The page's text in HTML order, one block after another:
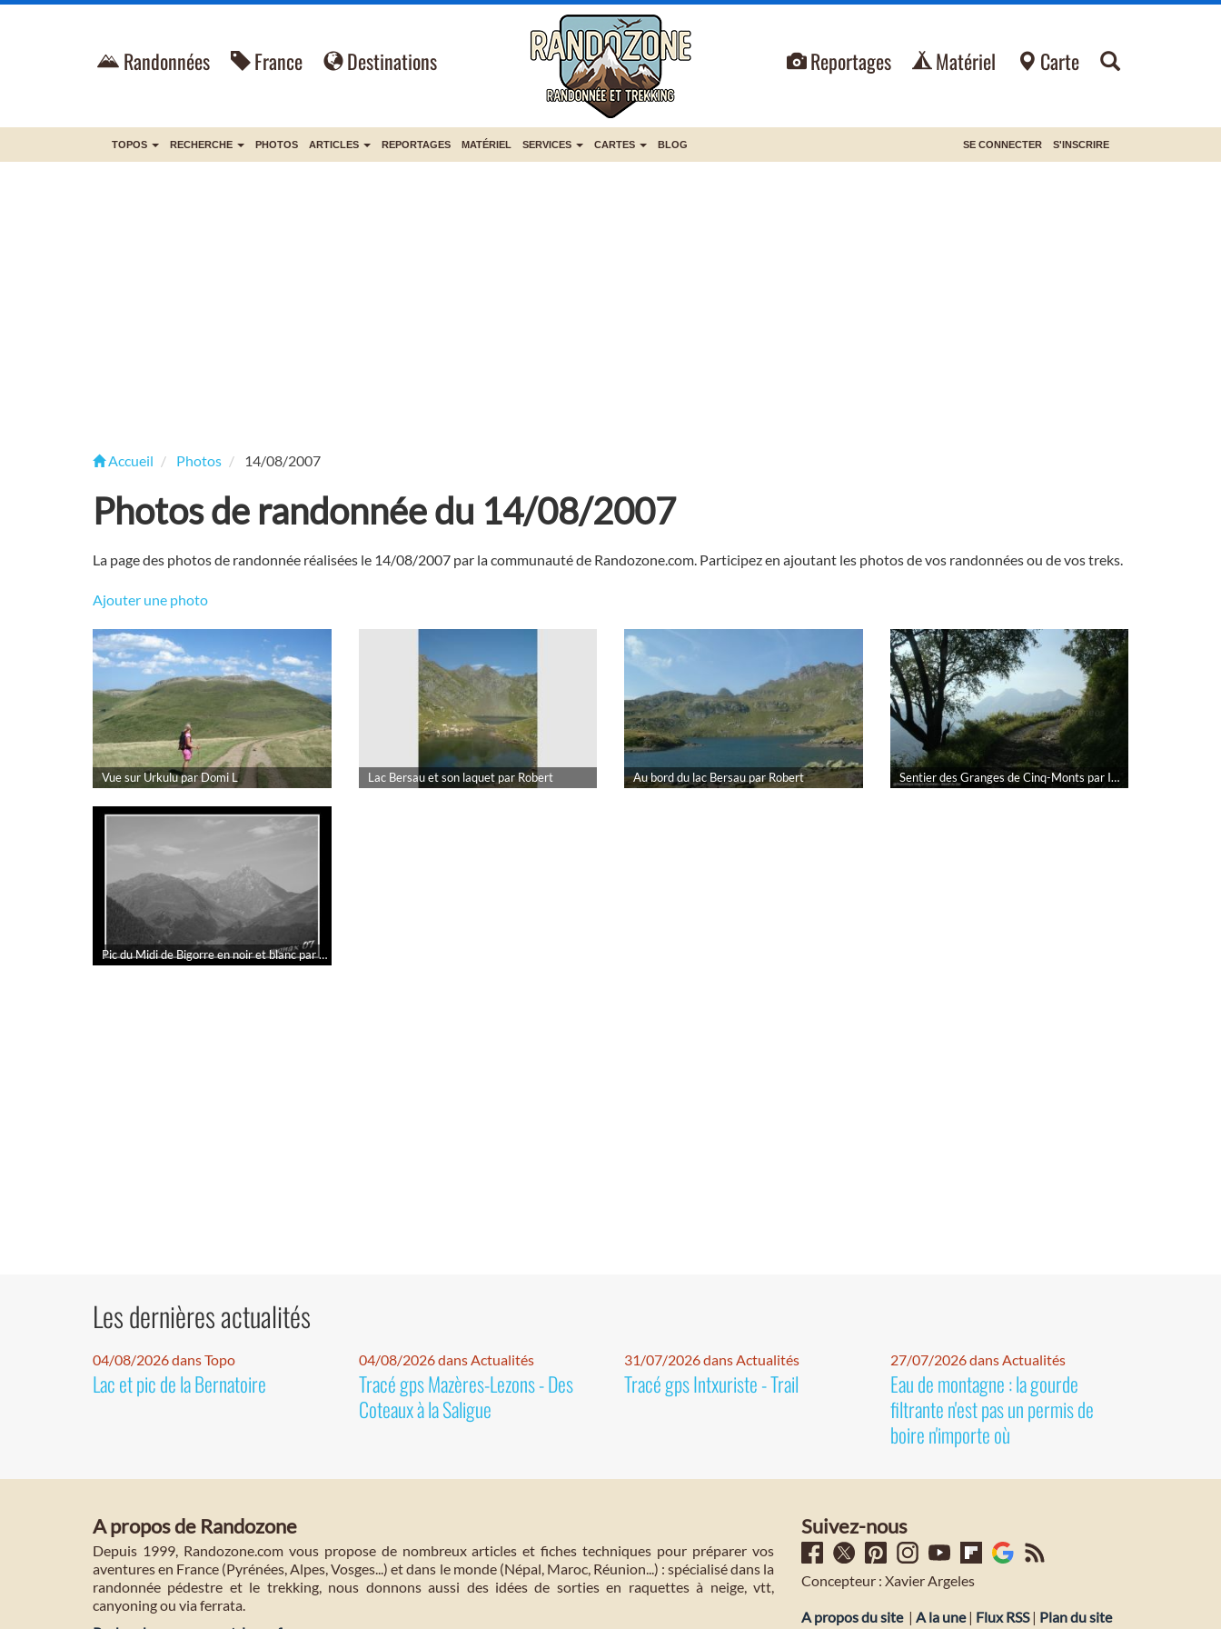
Randonnées France Destinations Reportages Matériel Carte
TOPOS RECHERCHE PHOTOS ARTICLES REPORTAGES MATÉRIEL SERVICES CARTES BLOG SE CONNECTER S'INSCRIRE
Accueil Photos 14/08/2007
Photos de randonnée du 14/08/2007
La page des photos de randonnée réalisées le 14/08/2007 par la communauté de Randozone.com. Participez en ajoutant les photos de vos randonnées ou de vos treks.
Ajouter une photo
Vue sur Urkulu par Domi L Lac Bersau et son laquet par Robert Au bord du lac Bersau par Robert Sentier des Granges de Cinq-Monts par Imagin Pyrénées
Pic du Midi de Bigorre en noir et blanc par monax
Les dernières actualités
04/08/2026 dans Topo
Lac et pic de la Bernatoire
04/08/2026 dans Actualités
Tracé gps Mazères-Lezons - Des
Coteaux à la Saligue
31/07/2026 dans Actualités
Tracé gps Intxuriste - Trail
27/07/2026 dans Actualités
Eau de montagne : la gourde
filtrante n'est pas un permis de
boire n'importe où
A propos de Randozone
Depuis 1999, Randozone.com vous propose de nombreux articles et fiches techniques pour préparer vos
aventures en France (Pyrénées, Alpes, Vosges...) et dans le monde (Népal, Maroc, Réunion...) : spécialisé dans la
randonnée pédestre et le trekking, nous donnons aussi des idées de sorties en raquettes à neige, vtt,
canyoning ou via ferrata.
Suivez-nous
Concepteur : Xavier Argeles
A propos du site | A la une| Flux RSS| Plan du site